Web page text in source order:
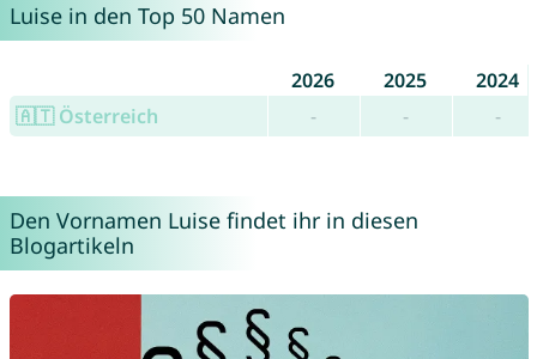
Luise in den Top 50 Namen
2026 2025
2024
🇦🇹 Österreich
- - -
Den Vornamen Luise findet ihr in diesen
Blogartikeln